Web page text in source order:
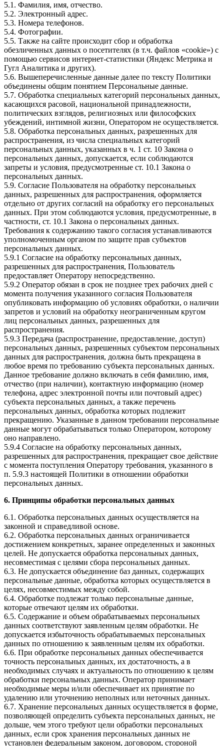
5.1. Фамилия, имя, отчество.
5.2. Электронный адрес.
5.3. Номера телефонов.
5.4. Фотографии.
5.5. Также на сайте происходит сбор и обработка
обезличенных данных о посетителях (в т.ч. файлов «cookie») с
помощью сервисов интернет-статистики (Яндекс Метрика и
Гугл Аналитика и других).
5.6. Вышеперечисленные данные далее по тексту Политики
объединены общим понятием Персональные данные.
5.7. Обработка специальных категорий персональных данных,
касающихся расовой, национальной принадлежности,
политических взглядов, религиозных или философских
убеждений, интимной жизни, Оператором не осуществляется.
5.8. Обработка персональных данных, разрешенных для
распространения, из числа специальных категорий
персональных данных, указанных в ч. 1 ст. 10 Закона о
персональных данных, допускается, если соблюдаются
запреты и условия, предусмотренные ст. 10.1 Закона о
персональных данных.
5.9. Согласие Пользователя на обработку персональных
данных, разрешенных для распространения, оформляется
отдельно от других согласий на обработку его персональных
данных. При этом соблюдаются условия, предусмотренные, в
частности, ст. 10.1 Закона о персональных данных.
Требования к содержанию такого согласия устанавливаются
уполномоченным органом по защите прав субъектов
персональных данных.
5.9.1 Согласие на обработку персональных данных,
разрешенных для распространения, Пользователь
предоставляет Оператору непосредственно.
5.9.2 Оператор обязан в срок не позднее трех рабочих дней с
момента получения указанного согласия Пользователя
опубликовать информацию об условиях обработки, о наличии
запретов и условий на обработку неограниченным кругом
лиц персональных данных, разрешенных для
распространения.
5.9.3 Передача (распространение, предоставление, доступ)
персональных данных, разрешенных субъектом персональных
данных для распространения, должна быть прекращена в
любое время по требованию субъекта персональных данных.
Данное требование должно включать в себя фамилию, имя,
отчество (при наличии), контактную информацию (номер
телефона, адрес электронной почты или почтовый адрес)
субъекта персональных данных, а также перечень
персональных данных, обработка которых подлежит
прекращению. Указанные в данном требовании персональные
данные могут обрабатываться только Оператором, которому
оно направлено.
5.9.4 Согласие на обработку персональных данных,
разрешенных для распространения, прекращает свое действие
с момента поступления Оператору требования, указанного в
п. 5.9.3 настоящей Политики в отношении обработки
персональных данных.
6. Принципы обработки персональных данных
6.1. Обработка персональных данных осуществляется на
законной и справедливой основе.
6.2. Обработка персональных данных ограничивается
достижением конкретных, заранее определенных и законных
целей. Не допускается обработка персональных данных,
несовместимая с целями сбора персональных данных.
6.3. Не допускается объединение баз данных, содержащих
персональные данные, обработка которых осуществляется в
целях, несовместимых между собой.
6.4. Обработке подлежат только персональные данные,
которые отвечают целям их обработки.
6.5. Содержание и объем обрабатываемых персональных
данных соответствуют заявленным целям обработки. Не
допускается избыточность обрабатываемых персональных
данных по отношению к заявленным целям их обработки.
6.6. При обработке персональных данных обеспечивается
точность персональных данных, их достаточность, а в
необходимых случаях и актуальность по отношению к целям
обработки персональных данных. Оператор принимает
необходимые меры и/или обеспечивает их принятие по
удалению или уточнению неполных или неточных данных.
6.7. Хранение персональных данных осуществляется в форме,
позволяющей определить субъекта персональных данных, не
дольше, чем этого требуют цели обработки персональных
данных, если срок хранения персональных данных не
установлен федеральным законом, договором, стороной